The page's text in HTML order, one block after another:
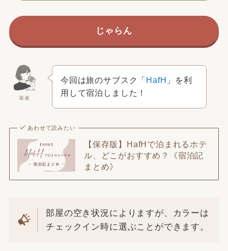
じゃらん
筆者
今回は旅のサブスク「 HafH 」を利
用して宿泊しました！
あわせて読みたい
【保存版】HafHで泊まれるホテ
ル、どこがおすすめ？《宿泊記
まとめ》
部屋の空き状況によりますが、カラーは
チェックイン時に選ぶことができます。